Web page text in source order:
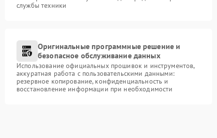
службы техники
Оригинальные программные решение и
безопасное обслуживание данных
Использование официальных прошивок и инструментов,
аккуратная работа с пользовательскими данными:
резервное копирование, конфиденциальность и
восстановление информации при необходимости